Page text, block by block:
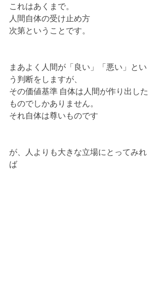
これはあくまで。
人間自体の受け止め方
次第ということです。
まあよく人間が「良い」「悪い」とい
う判断をしますが、
その価値基準 自体は人間が作り出した
ものでしかありません。
それ自体は尊いものです
が、人よりも大きな立場にとってみれ
ば